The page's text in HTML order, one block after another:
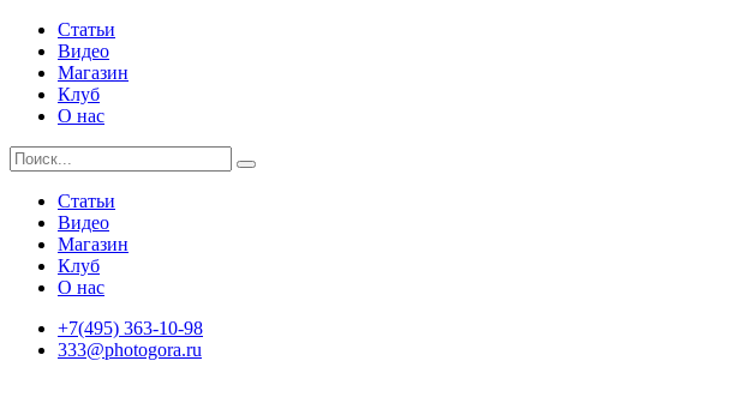
Статьи
Видео
Магазин
Клуб
О нас
Статьи
Видео
Магазин
Клуб
О нас
+7(495) 363-10-98
333@photogora.ru